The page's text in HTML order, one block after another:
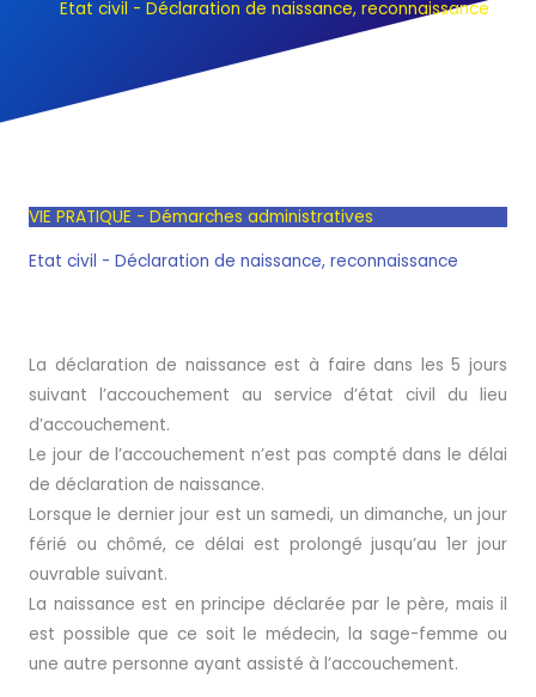
Etat civil - Déclaration de naissance, reconnaissance
VIE PRATIQUE - Démarches administratives
Etat civil - Déclaration de naissance, reconnaissance
La déclaration de naissance est à faire dans les 5 jours
suivant l’accouchement au service d’état civil du lieu
d’accouchement.
Le jour de l’accouchement n’est pas compté dans le délai
de déclaration de naissance.
Lorsque le dernier jour est un samedi, un dimanche, un jour
férié ou chômé, ce délai est prolongé jusqu’au 1er jour
ouvrable suivant.
La naissance est en principe déclarée par le père, mais il
est possible que ce soit le médecin, la sage-femme ou
une autre personne ayant assisté à l’accouchement.